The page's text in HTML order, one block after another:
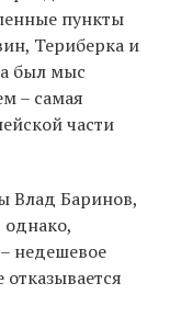
пункты
Териберка и
был мыс
– самая
части
Влад Баринов,
однако,
недешевое